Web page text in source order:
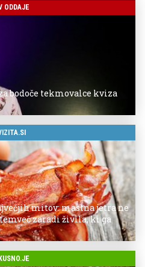
ODDAJE
bodoče tekmovalce kviza
mitov: mastna jetra ne
zaradi živila, ki ga